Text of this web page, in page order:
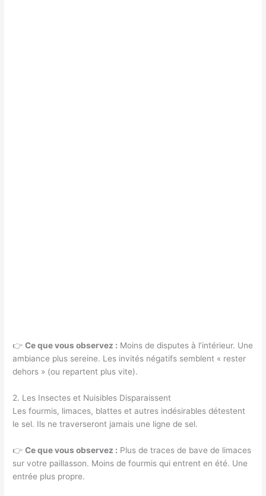
👉Ce que vous observez : Moins de disputes à l’intérieur. Une
ambiance plus sereine. Les invités négatifs semblent « rester
dehors » (ou repartent plus vite).
2. Les Insectes et Nuisibles Disparaissent
Les fourmis, limaces, blattes et autres indésirables détestent
le sel. Ils ne traverseront jamais une ligne de sel.
👉Ce que vous observez : Plus de traces de bave de limaces
sur votre paillasson. Moins de fourmis qui entrent en été. Une
entrée plus propre.